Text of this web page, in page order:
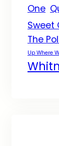
One
Sweet
The
Up Where